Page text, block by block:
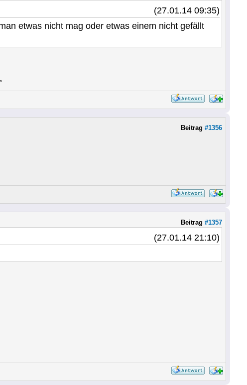
(27.01.14 09:35)
etwas nicht mag oder etwas einem nicht gefällt
Beitrag #1356
Beitrag #1357
(27.01.14 21:10)